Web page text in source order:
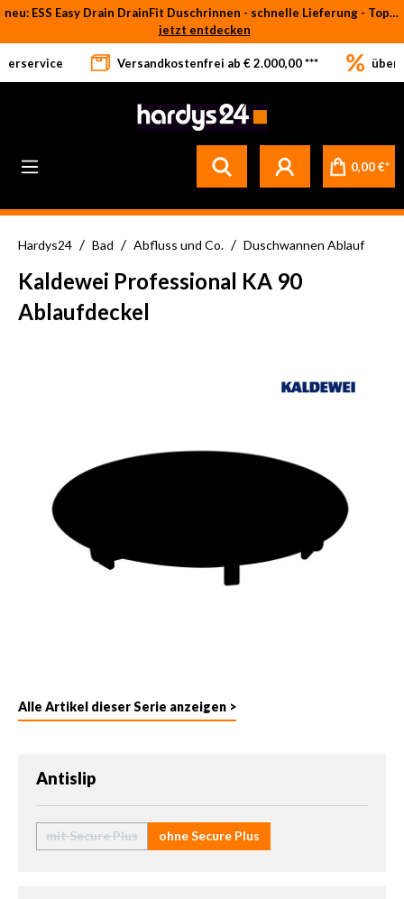
Zum Hauptinhalt springen
neu: ESS Easy Drain DrainFit Duschrinnen - schnelle Lieferung - Top-Preise
jetzt entdecken
Versandkostenfrei ab € 2.000,00 *** über
0,00 €*
Hardys24 / Bad / Abfluss und Co. / Duschwannen Ablauf
Kaldewei Professional KA 90
Ablaufdeckel
Alle Artikel dieser Serie anzeigen >
Antislipauswählen
mit Secure Plus ohne Secure Plus